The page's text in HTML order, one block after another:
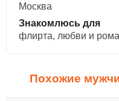
Москва
Знакомлюсь для
флирта, любви и
Похожие